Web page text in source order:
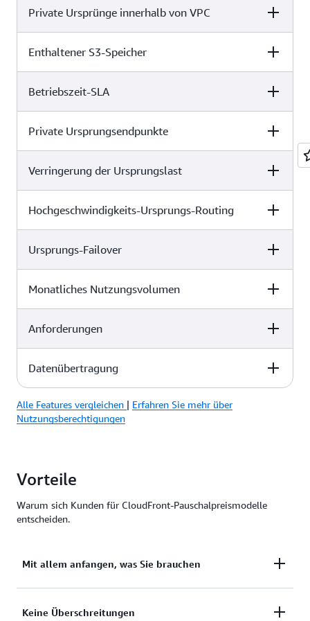
✓ ✓ ✓
Kostenlos Pro Business
x ✓ ✓
Private Ursprünge innerhalb von VPC
Kostenlos Pro Business
x x ✓
Enthaltener S3-Speicher
Kostenlos Business
5 GB 50 GB 1 TB
Betriebszeit-SLA
Kostenlos Pro Business
x x ✓
Private Ursprungsendpunkte
Kostenlos Pro Business
x x ✓
Verringerung der Ursprungslast
Kostenlos Pro Business
x x x
Hochgeschwindigkeits-Ursprungs-Routing
Kostenlos Business
x x x
Ursprungs-Failover
Kostenlos Pro Business
x x x
Monatliches Nutzungsvolumen
Kostenlos Business
- - -
Anforderungen
Kostenlos Business
1 Mio.
Datenübertragung
Kostenlos Pro
Alle Features vergleichen | Erfahren Sie mehr über
Nutzungsberechtigungen
Vorteile
Warum sich Kunden für CloudFront-Pauschalpreismodelle
entscheiden.
Mit allem anfangen, was Sie brauchen
Erhalten Sie globales CDN, WAF, DDoS-Schutz, DNS,
Keine Überschreitungen